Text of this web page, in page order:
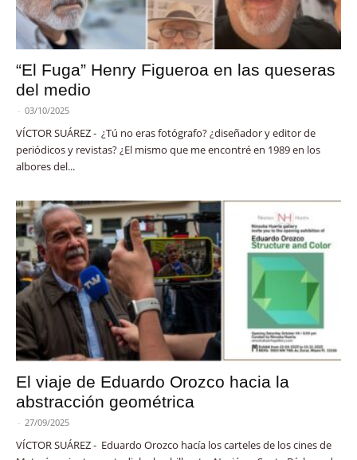
“El Fuga” Henry Figueroa en las queseras
del medio
- 03/10/2025
VÍCTOR SUÁREZ - ¿Tú no eras fotógrafo? ¿diseñador y editor de
periódicos y revistas? ¿El mismo que me encontré en 1989 en los
albores del...
El viaje de Eduardo Orozco hacia la
abstracción geométrica
- 27/09/2025
VÍCTOR SUÁREZ - Eduardo Orozco hacía los carteles de los cines de